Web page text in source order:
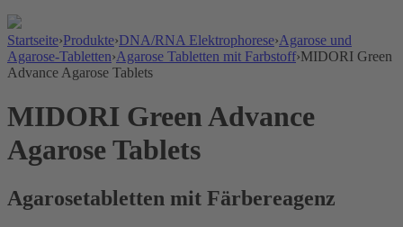
Startseite›Produkte›DNA/RNA Elektrophorese›Agarose und
Agarose-Tabletten›Agarose Tabletten mit Farbstoff›MIDORI Green
Advance Agarose Tablets
MIDORI Green Advance
Agarose Tablets
Agarosetabletten mit Färbereagenz